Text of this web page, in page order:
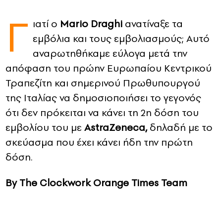
Γ ιατί ο Mario Draghi ανατίναξε τα
εμβόλια και τους εμβολιασμούς; Αυτό
αναρωτηθήκαμε εύλογα μετά την
απόφαση του πρώην Ευρωπαίου Κεντρικού
Τραπεζίτη και σημερινού Πρωθυπουργού
της Ιταλίας να δημοσιοποιήσει το γεγονός
ότι δεν πρόκειται να κάνει τη 2η δόση του
εμβολίου του μεAstraZeneca,δηλαδή με το
σκεύασμα που έχει κάνει ήδη την πρώτη
δόση.
By Τhe Clockwork Orange Times Team